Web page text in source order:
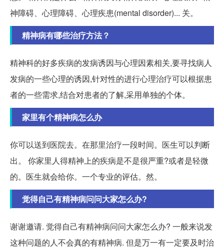
神障碍、心理障碍、心理疾患(mental disorder)... 关。
精神病有哪些治疗方法？
精神科的好多疾病的发病诱因与心理因素相关,要寻找病人
发病的一些心理的诱因,针对性的进行心理治疗可以根据患
者的一些需求,结合对患者的了解,采用单独的个体。
家里有个精神病怎么办
你可以送到医院去。在那里治疗一段时间。医生可以判断
出。 你家里人得精神上的疾病是不是很严重?或者是轻微
的。医生就会给你。一个专业的评估。然。
觉得自己有精神病问问大家怎么办?
谢谢邀请. 觉得自己有精神病问问大家怎么办? 一般来说发
这种问题的人不会真的有精神病. 但是万一有一定要及时治